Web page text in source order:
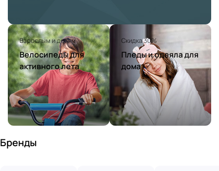
Взрослым и детям
Велосипеды для
активного лета
Скидка 30%
Пледы и одеяла для
дома
Бренды